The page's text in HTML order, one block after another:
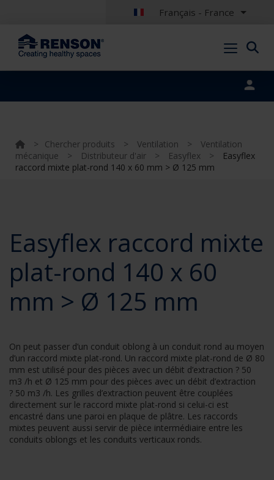
Français - France
> Chercher produits > Ventilation >
Ventilation
mécanique
> Distributeur d'air > Easyflex >
Easyflex
raccord mixte plat-rond 140 x 60 mm > Ø 125 mm
Easyflex raccord mixte
plat-rond 140 x 60
mm > Ø 125 mm
On peut passer d’un conduit oblong à un conduit rond au moyen
d’un raccord mixte plat-rond. Un raccord mixte plat-rond de Ø 80
mm est utilisé pour des pièces avec un débit d’extraction ? 50
m3 /h et Ø 125 mm pour des pièces avec un débit d’extraction
? 50 m3 /h. Les grilles d’extraction peuvent être couplées
directement sur le raccord mixte plat-rond si celui-ci est
encastré dans une paroi en plaque de plâtre. Les raccords
mixtes peuvent aussi servir de pièce intermédiaire entre les
conduits oblongs et les conduits verticaux ronds.